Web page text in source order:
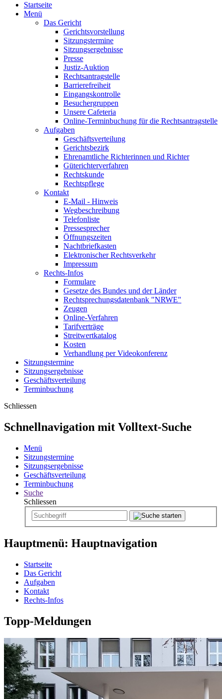
Startseite
Menü
Das Gericht
Gerichtsvorstellung
Sitzungstermine
Sitzungsergebnisse
Presse
Justiz-Auktion
Rechtsantragstelle
Barrierefreiheit
Eingangskontrolle
Besuchergruppen
Unsere Cafeteria
Online-Terminbuchung für die Rechtsantragstelle
Aufgaben
Geschäftsverteilung
Gerichtsbezirk
Ehrenamtliche Richterinnen und Richter
Güterichterverfahren
Rechtskunde
Rechtspflege
Kontakt
E-Mail - Hinweis
Wegbeschreibung
Telefonliste
Pressesprecher
Öffnungszeiten
Nachtbriefkasten
Elektronischer Rechtsverkehr
Impressum
Rechts-Infos
Formulare
Gesetze des Bundes und der Länder
Rechtsprechungsdatenbank "NRWE"
Zeugen
Online-Verfahren
Tarifverträge
Streitwertkatalog
Kosten
Verhandlung per Videokonferenz
Sitzungstermine
Sitzungsergebnisse
Geschäftsverteilung
Terminbuchung
Schliessen
Schnellnavigation mit Volltext-Suche
Menü
Sitzungstermine
Sitzungsergebnisse
Geschäftsverteilung
Terminbuchung
Suche
Schliessen
Hauptmenü: Hauptnavigation
Startseite
Das Gericht
Aufgaben
Kontakt
Rechts-Infos
Topp-Meldungen